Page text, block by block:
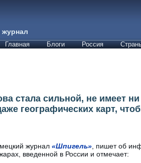
журнал
Главная Блоги Россия
стала сильной, не имеет
географических карт,
журнал «Шпигель» , пишет об
введенной в России и отмечает: